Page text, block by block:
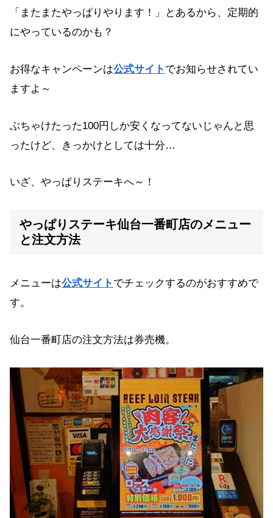
「またまたやっぱりやります！」とあるから、定期的
にやっているのかも？
お得なキャンペーンは公式サイト でお知らせされてい
ますよ～
ぶちゃけたった100円しか安くなってないじゃんと思
ったけど、きっかけとしては十分…
いざ、やっぱりステーキへ～！
やっぱりステーキ仙台一番町店のメニュー
と注文方法
メニューは公式サイト でチェックするのがおすすめで
す。
仙台一番町店の注文方法は券売機。